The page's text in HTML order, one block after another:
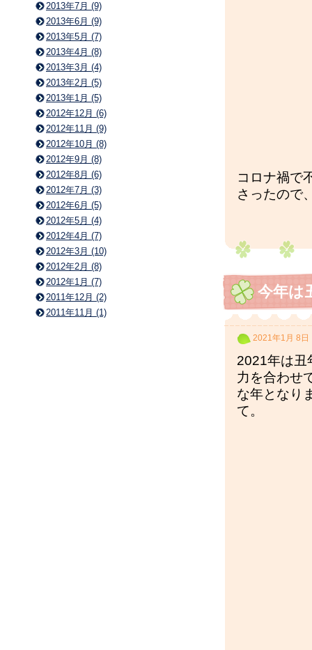
コロナ禍で
さったので
今年は
2021年1月 8日
2021年は丑
力を合わせ
な年となり
て。
2013年7月 (9)
2013年6月 (9)
2013年5月 (7)
2013年4月 (8)
2013年3月 (4)
2013年2月 (5)
2013年1月 (5)
2012年12月 (6)
2012年11月 (9)
2012年10月 (8)
2012年9月 (8)
2012年8月 (6)
2012年7月 (3)
2012年6月 (5)
2012年5月 (4)
2012年4月 (7)
2012年3月 (10)
2012年2月 (8)
2012年1月 (7)
2011年12月 (2)
2011年11月 (1)